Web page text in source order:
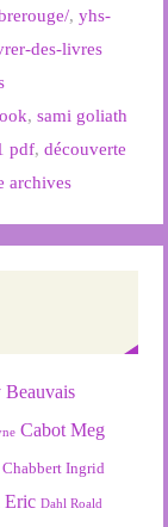
,yhs-
des-livres
,sami goliath
pdf,découverte
archives
Beauvais
Cabot Meg
Chabbert Ingrid
Eric Dahl Roald